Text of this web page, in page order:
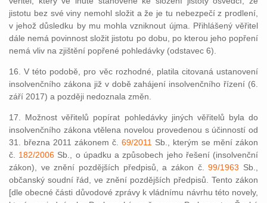
jistotu bez své viny nemohl složit a že je tu nebezpečí z prodlení,
v jehož důsledku by mu mohla vzniknout újma. Přihlášený věřitel
dále nemá povinnost složit jistotu po dobu, po kterou jeho popření
nemá vliv na zjištění popřené pohledávky (odstavec 6).
16. V této podobě, pro věc rozhodné, platila citovaná ustanovení
insolvenčního zákona již v době zahájení insolvenčního řízení (6.
září 2017) a později nedoznala změn.
17. Možnost věřitelů popírat pohledávky jiných věřitelů byla do
insolvenčního zákona vtělena novelou provedenou s účinností od
31. března 2011 zákonem č. 69/2011 Sb., kterým se mění zákon
č. 182/2006 Sb., o úpadku a způsobech jeho řešení (insolvenční
zákon), ve znění pozdějších předpisů, a zákon č.99/1963 Sb.,
občanský soudní řád, ve znění pozdějších předpisů. Tento zákon
[dle obecné části důvodové zprávy k vládnímu návrhu této novely,